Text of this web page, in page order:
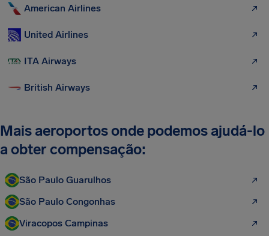
American Airlines
United Airlines
ITA Airways
British Airways
Mais aeroportos onde podemos ajudá-lo
a obter compensação:
São Paulo Guarulhos
São Paulo Congonhas
Viracopos Campinas